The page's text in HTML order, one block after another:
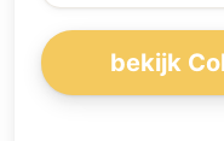
bekijk